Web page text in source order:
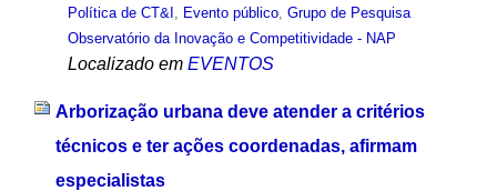
Política de CT&I , Evento público, Grupo de Pesquisa
Observatório da Inovação e Competitividade - NAP
Localizado em EVENTOS
Arborização urbana deve atender a critérios
técnicos e ter ações coordenadas, afirmam
especialistas